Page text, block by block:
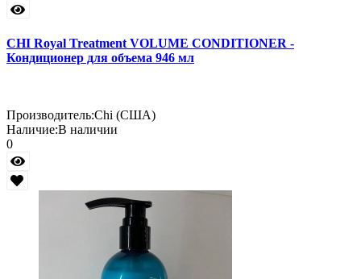
CHI Royal Treatment VOLUME CONDITIONER -
Кондиционер для объема 946 мл
Производитель:Chi (США)
Наличие:В наличии
0